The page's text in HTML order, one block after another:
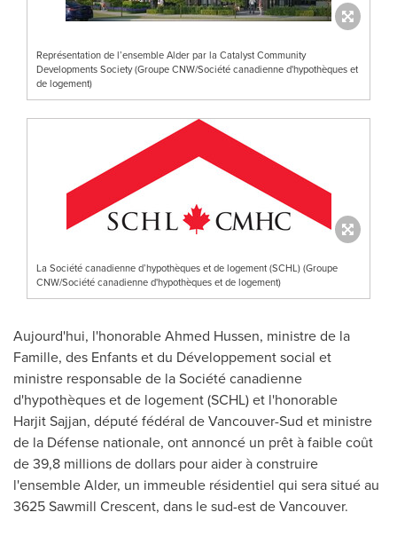
Représentation de l’ensemble Alder par la Catalyst Community
Developments Society (Groupe CNW/Société canadienne d'hypothèques et
de logement)
La Société canadienne d’hypothèques et de logement (SCHL) (Groupe
CNW/Société canadienne d'hypothèques et de logement)
Aujourd'hui, l'honorable Ahmed Hussen, ministre de la
Famille, des Enfants et du Développement social et
ministre responsable de la Société canadienne
d'hypothèques et de logement (SCHL) et l'honorable
Harjit Sajjan, député fédéral de Vancouver-Sud et ministre
de la Défense nationale, ont annoncé un prêt à faible coût
de 39,8 millions de dollars pour aider à construire
l'ensemble Alder, un immeuble résidentiel qui sera situé au
3625 Sawmill Crescent, dans le sud-est deVancouver.